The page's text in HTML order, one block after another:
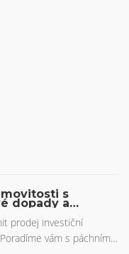
s
dopady a
prodej investiční
vám s páchním